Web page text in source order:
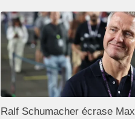
Ralf Schumacher écrase Max